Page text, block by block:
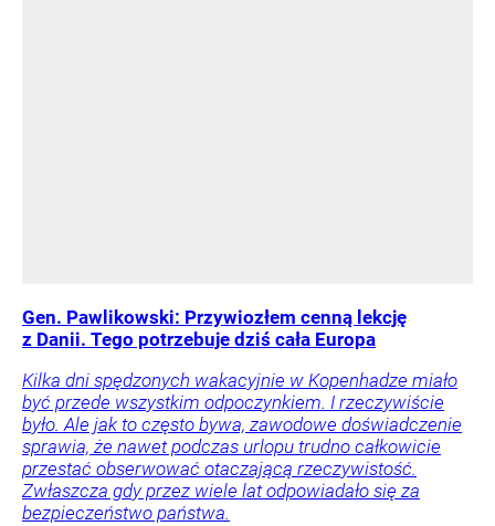
Gen. Pawlikowski: Przywiozłem cenną lekcję
z Danii. Tego potrzebuje dziś cała Europa
Kilka dni spędzonych wakacyjnie w Kopenhadze miało
być przede wszystkim odpoczynkiem. I rzeczywiście
było. Ale jak to często bywa, zawodowe doświadczenie
sprawia, że nawet podczas urlopu trudno całkowicie
przestać obserwować otaczającą rzeczywistość.
Zwłaszcza gdy przez wiele lat odpowiadało się za
bezpieczeństwo państwa.